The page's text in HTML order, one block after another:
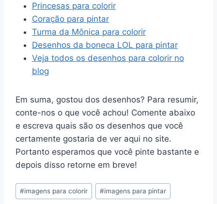
Princesas para colorir
Coração para pintar
Turma da Mônica para colorir
Desenhos da boneca LOL para pintar
Veja todos os desenhos para colorir no
blog
Em suma, gostou dos desenhos? Para resumir,
conte-nos o que você achou! Comente abaixo
e escreva quais são os desenhos que você
certamente gostaria de ver aqui no site.
Portanto esperamos que você pinte bastante e
depois disso retorne em breve!
Tags
do
#imagens para colorir #imagens para pintar